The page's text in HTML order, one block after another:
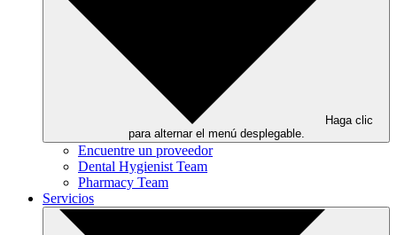
Haga clic
para alternar el menú desplegable.
Encuentre un proveedor
Dental Hygienist Team
Pharmacy Team
Servicios